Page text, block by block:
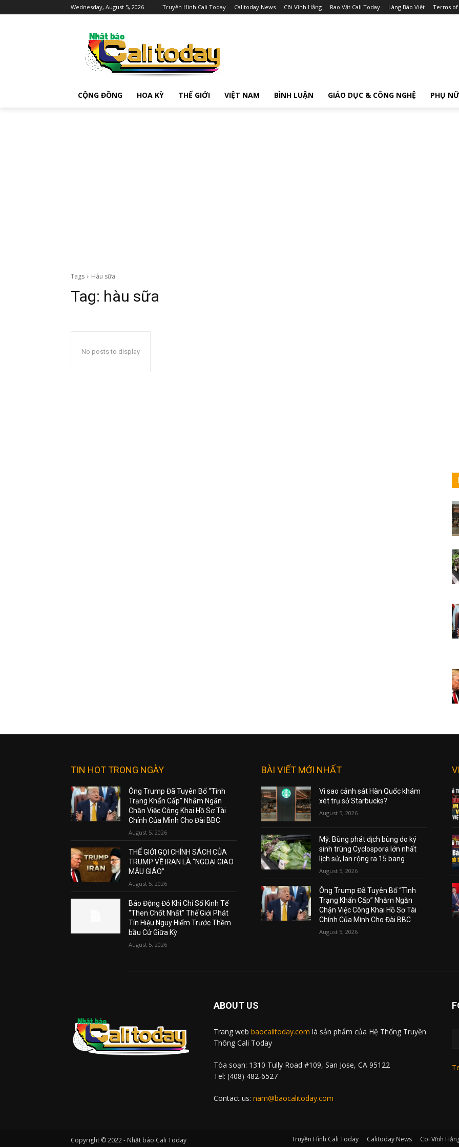
Wednesday, August 5, 2026 Truyền Hình Cali Today Calitoday News Cõi Vĩnh Hằng Rao Vặt Cali Today Làng Báo Việt Terms of
CỘNG ĐỒNG HOA KỲ THẾ GIỚI VIỆT NAM BÌNH LUẬN GIÁO DỤC & CÔNG NGHỆ PHỤ NỮ
Tags Hàu sữa
Tag: hàu sữa
No posts to display
TIN HOT TRONG NGÀY
Ông Trump Đã Tuyên Bố “Tình
Trạng Khẩn Cấp” Nhằm Ngăn
Chặn Việc Công Khai Hồ Sơ Tài
Chính Của Mình Cho Đài BBC
August 5, 2026
THẾ GIỚI GỌI CHÍNH SÁCH CỦA
TRUMP VỀ IRAN LÀ “NGOẠI GIAO
MẪU GIÁO”
August 5, 2026
Báo Động Đỏ Khi Chỉ Số Kinh Tế
“Then Chốt Nhất” Thế Giới Phát
Tín Hiệu Nguy Hiểm Trước Thềm
bầu Cử Giữa Kỳ
August 5, 2026
BÀI VIẾT MỚI NHẤT
Vì sao cảnh sát Hàn Quốc khám
xét trụ sở Starbucks?
August 5, 2026
Mỹ: Bùng phát dịch bùng do ký
sinh trùng Cyclospora lớn nhất
lịch sử, lan rộng ra 15 bang
August 5, 2026
Ông Trump Đã Tuyên Bố “Tình
Trạng Khẩn Cấp” Nhằm Ngăn
Chặn Việc Công Khai Hồ Sơ Tài
Chính Của Mình Cho Đài BBC
August 5, 2026
ABOUT US
Trang web baocalitoday.com là sản phẩm của Hệ Thống Truyền
Thông Cali Today
Tòa soạn: 1310 Tully Road #109, San Jose, CA 95122
Tel: (408) 482-6527
Contact us: nam@baocalitoday.com
Copyright © 2022 - Nhật báo Cali Today Truyền Hình Cali Today Calitoday News Cõi Vĩnh